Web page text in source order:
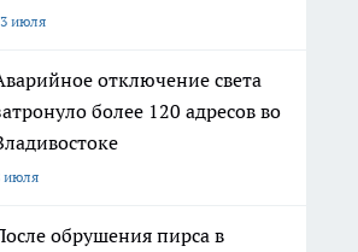
июля
отключение света
более 120 адресов во
июля
обрушения пирса в